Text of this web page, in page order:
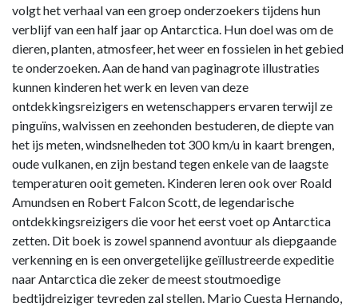
volgt het verhaal van een groep onderzoekers tijdens hun
verblijf van een half jaar op Antarctica. Hun doel was om de
dieren, planten, atmosfeer, het weer en fossielen in het gebied
te onderzoeken. Aan de hand van paginagrote illustraties
kunnen kinderen het werk en leven van deze
ontdekkingsreizigers en wetenschappers ervaren terwijl ze
pinguïns, walvissen en zeehonden bestuderen, de diepte van
het ijs meten, windsnelheden tot 300 km/u in kaart brengen,
oude vulkanen, en zijn bestand tegen enkele van de laagste
temperaturen ooit gemeten. Kinderen leren ook over Roald
Amundsen en Robert Falcon Scott, de legendarische
ontdekkingsreizigers die voor het eerst voet op Antarctica
zetten. Dit boek is zowel spannend avontuur als diepgaande
verkenning en is een onvergetelijke geïllustreerde expeditie
naar Antarctica die zeker de meest stoutmoedige
bedtijdreiziger tevreden zal stellen. Mario Cuesta Hernando,